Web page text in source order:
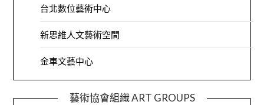
台北數位藝術中心
新思維人文藝術空間
金車文藝中心
藝術協會組織 ART GROUPS